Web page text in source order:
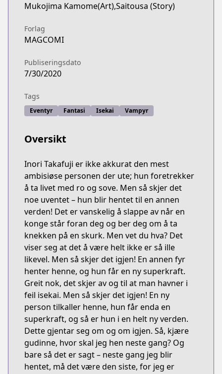
Mukojima Kamome(Art),Saitousa (Story)
Forlag
MAGCOMI
Publiseringsdato
7/30/2020
Tags
Eventyr Fantasi Isekai Vampyr
Oversikt
Inori Takafuji er ikke akkurat den mest
ambisiøse personen der ute; hun foretrekker
å ta livet med ro og sove. Men så skjer det
noe uventet – hun blir hentet til en annen
verden! Det er vanskelig å slappe av når en
konge står foran deg og ber deg om å ta
knekken på en skurk. Men vet du hva? Det
viser seg at det å være helt ikke er så ille
likevel. Men så skjer det igjen! En annen fyr
henter henne, og hun får en ny superkraft.
Greit nok, det skjer av og til at man havner i
feil isekai. Men så skjer det igjen! En ny
person tilkaller henne, hun får enda en
superkraft, og så er hun i en helt ny verden.
Dette gjentar seg om og om igjen. Så, kjære
gudinne, hvor skal jeg hen neste gang? Og
bare så det er sagt – neste gang jeg blir
hentet, må det være den siste, for jeg er